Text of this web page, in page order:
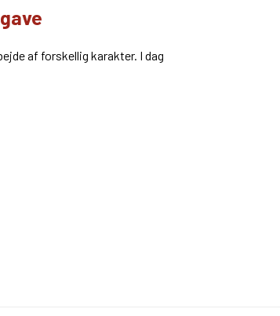
af forskellig karakter. I dag